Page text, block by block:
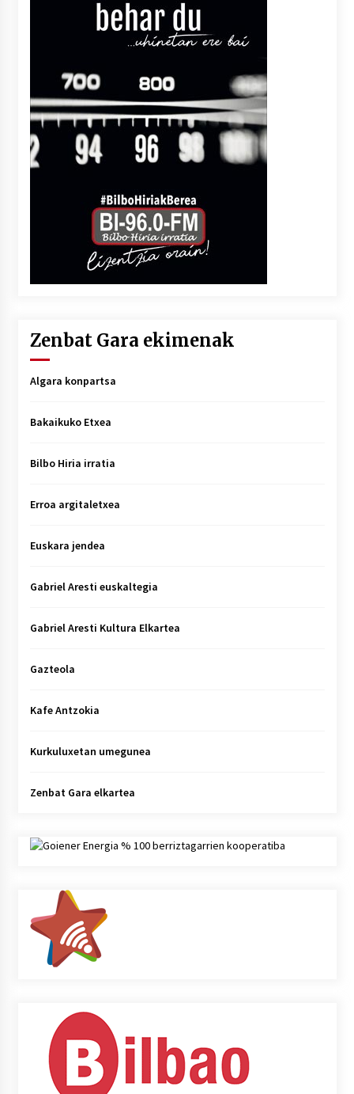
Zenbat Gara ekimenak
Algara konpartsa
Bakaikuko Etxea
Bilbo Hiria irratia
Erroa argitaletxea
Euskara jendea
Gabriel Aresti euskaltegia
Gabriel Aresti Kultura Elkartea
Gazteola
Kafe Antzokia
Kurkuluxetan umegunea
Zenbat Gara elkartea